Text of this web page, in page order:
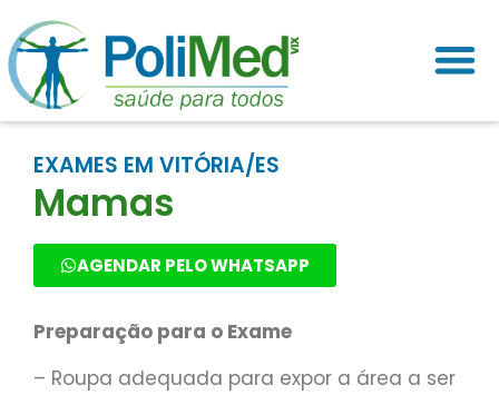
EXAMES EM VITÓRIA/ES
Mamas
AGENDAR PELO WHATSAPP
Preparação para o Exame
– Roupa adequada para expor a área a ser